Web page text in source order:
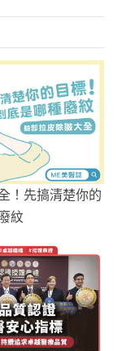
！先搞清楚你的
紋